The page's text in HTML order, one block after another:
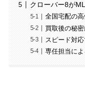
クローバー8が
全国宅配の
買取後の秘
スピード対
専任担当に